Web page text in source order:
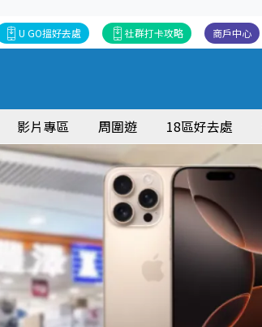
商戶中心
社群打卡攻略
U GO搵好去處
影片專區 周圍遊 18區好去處